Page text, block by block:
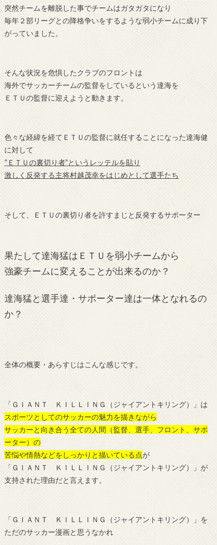
突然チームを離脱した事でチームはガタガタになり
毎年２部リーグとの降格争いをするような弱小チームに成り下
がっていました。
そんな状況を危惧したクラブのフロントは
海外でサッカーチームの監督をしているという達海を
ＥＴＵの監督に迎えようと動きます。
色々な経緯を経てＥＴＵの監督に就任することになった達海健
に対して
“ＥＴＵの裏切り者”というレッテルを貼り
激しく反発する主将村越茂幸をはじめとして選手たち
そして、ＥＴＵの裏切り者を許すまじと反発するサポーター
果たして達海猛はＥＴＵを弱小チームから
強豪チームに変えることが出来るのか？
達海猛と選手達・サポーター達は一体となれるの
か？
全体の概要・あらすじはこんな感じです。
「ＧＩＡＮＴ ＫＩＬＬＩＮＧ（ジャイアントキリング）」は
スポーツとしてのサッカーの魅力を描きながら
サッカーと向き合う全ての人間（監督、選手、フロント、サポ
ーター）の
苦悩や情熱などをしっかりと描いている点が
「ＧＩＡＮＴ ＫＩＬＬＩＮＧ（ジャイアントキリング）」が
支持された理由だと言えます。
「ＧＩＡＮＴ ＫＩＬＬＩＮＧ（ジャイアントキリング）」を
ただのサッカー漫画と思うなかれ